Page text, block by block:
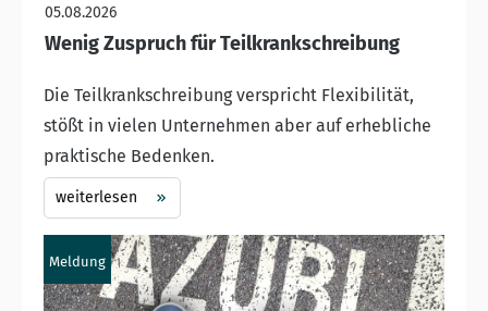
05.08.2026
Wenig Zuspruch für Teilkrankschreibung
Die Teilkrankschreibung verspricht Flexibilität,
stößt in vielen Unternehmen aber auf erhebliche
praktische Bedenken.
weiterlesen
Meldung